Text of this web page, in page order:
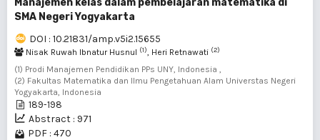
Manajemen kelas dalam pembelajaran matematika di
SMA Negeri Yogyakarta
DOI : 10.21831/amp.v5i2.15655
Nisak Ruwah Ibnatur Husnul (1), Heri Retnawati (2)
(1) Prodi Manajemen Pendidikan PPs UNY, Indonesia ,
(2) Fakultas Matematika dan Ilmu Pengetahuan Alam Universtas Negeri
Yogyakarta, Indonesia
189-198
Abstract : 971
PDF : 470